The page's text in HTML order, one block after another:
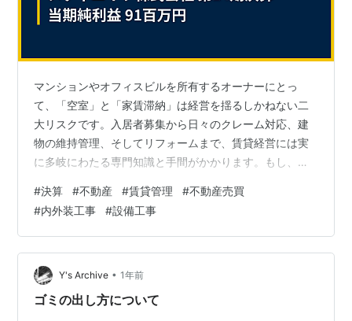
マンションやオフィスビルを所有するオーナーにとっ
て、「空室」と「家賃滞納」は経営を揺るしかねない二
大リスクです。入居者募集から日々のクレーム対応、建
物の維持管理、そしてリフォームまで、賃貸経営には実
に多岐にわたる専門知識と手間がかかります。もし、こ
値の最大化にコミットしてくれるプロフェッショナルな
パートナーがいたとしたら。 今回は、管理物件の稼働率
97.8%という高い実績を誇る、プロパティマネジメント
（PM）専門の管理会社、ユニオン・メディエイト株式会
社の決算を読み解き、その強固な経営基盤と、不動産オ
ーナーから選ばれる理由に迫ります。 【決算ハ…
#決算 #不動産 #賃貸管理 #不動産売買
#内外装工事 #設備工事
Y's Archive • 1年前
ゴミの出し方について